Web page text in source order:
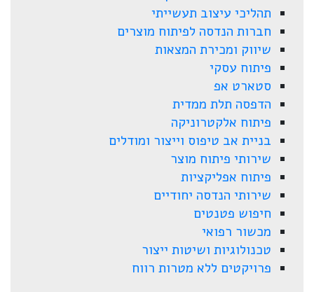
תהליכי עיצוב תעשייתי
חברות הנדסה לפיתוח מוצרים
שיווק ומכירת המצאות
פיתוח עסקי
סטארט אפ
הדפסה תלת ממדית
פיתוח אלקטרוניקה
בניית אב טיפוס וייצור ומודלים
שירותי פיתוח מוצר
פיתוח אפליקציות
שירותי הנדסה יחודיים
חיפוש פטנטים
מכשור רפואי
טכנולוגיות ושיטות ייצור
פרויקטים ללא מטרות רווח